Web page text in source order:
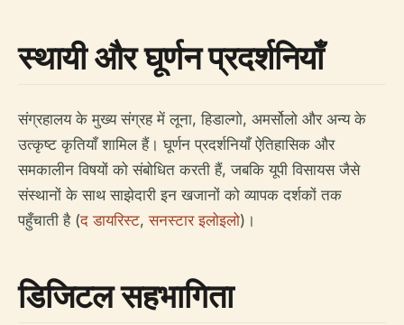
स्थायी और घूर्णन प्रदर्शनियाँ
संग्रहालय के मुख्य संग्रह में लूना, हिडाल्गो, अमर्सोलो और अन्य के
उत्कृष्ट कृतियाँ शामिल हैं। घूर्णन प्रदर्शनियाँ ऐतिहासिक और
समकालीन विषयों को संबोधित करती हैं, जबकि यूपी विसायस जैसे
संस्थानों के साथ साझेदारी इन खजानों को व्यापक दर्शकों तक
पहुँचाती है (द डायरिस्ट,सनस्टार इलोइलो)।
डिजिटल सहभागिता